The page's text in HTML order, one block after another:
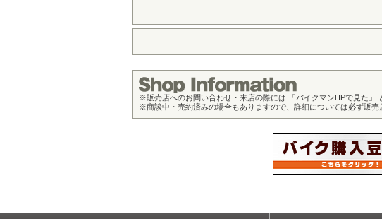
※販売店へのお問い合わせ・来店の際には 「バイクマンHPで見た」
※商談中・売約済みの場合もありますので、詳細については必ず販売